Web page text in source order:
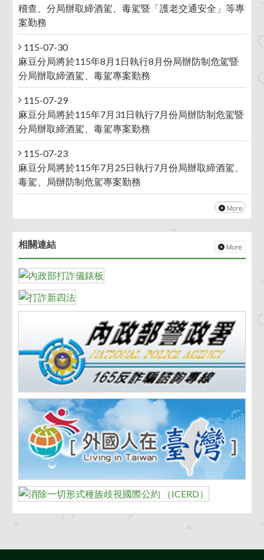
稽查、分局辦取締酒駕、毒駕暨「護老交通安全」等專
案勤務
115-07-30
麻豆分局將於115年8月1日執行8月份局辦防制危駕暨
分局辦取締酒駕、毒駕專案勤務
115-07-29
麻豆分局將於115年7月31日執行7月份局辦防制危駕暨
分局辦取締酒駕、毒駕專案勤務
115-07-23
麻豆分局將於115年7月25日執行7月份局辦取締酒駕、
毒駕、局辦防制危駕專案勤務
相關連結